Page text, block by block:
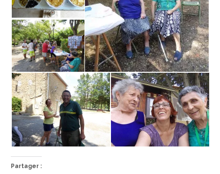
Partager :